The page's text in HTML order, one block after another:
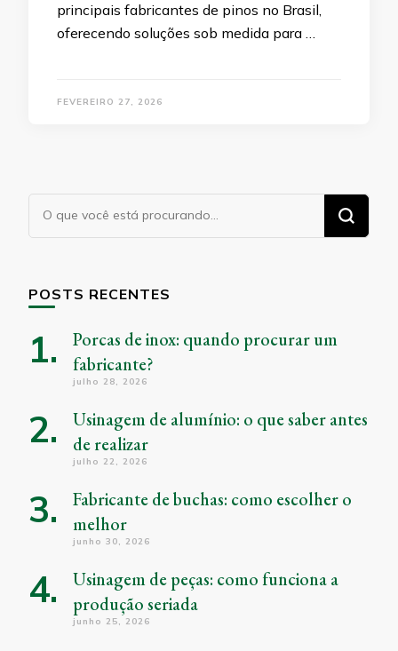
principais fabricantes de pinos no Brasil,
oferecendo soluções sob medida para …
FEVEREIRO 27, 2026
Procurando
algo?
POSTS RECENTES
Porcas de inox: quando procurar um
fabricante?
julho 28, 2026
Usinagem de alumínio: o que saber antes
de realizar
julho 22, 2026
Fabricante de buchas: como escolher o
melhor
junho 30, 2026
Usinagem de peças: como funciona a
produção seriada
junho 25, 2026